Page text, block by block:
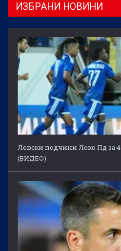
ИЗБРАНИ НОВИНИ
Левски подчини Локо Пд за 4
(ВИДЕО)